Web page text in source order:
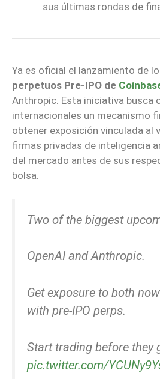
sus últimas rondas de
Ya es oficial el lanzamiento de
perpetuos Pre-IPO de
Anthropic. Esta iniciativa busca
internacionales un mecanismo
obtener exposición vinculada al
firmas privadas de inteligencia
del mercado antes de sus
bolsa.
Two of the biggest
OpenAI and Anthropic.
Get exposure to both
with pre-IPO perps.
Start trading before they
pic.twitter.com/